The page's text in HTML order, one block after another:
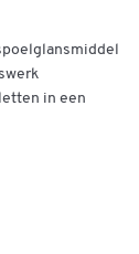
in een